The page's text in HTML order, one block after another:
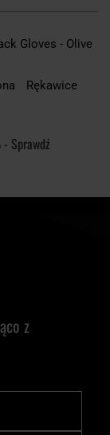
Gloves - Olive
Rękawice
z